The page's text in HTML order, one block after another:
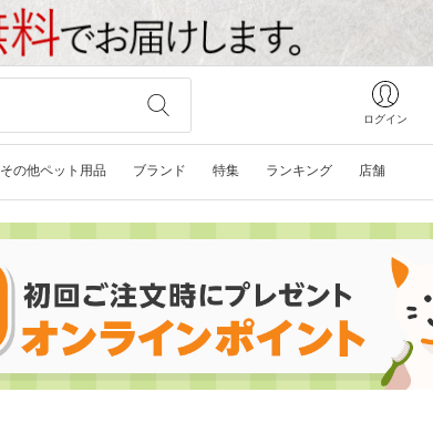
ログイン
その他ペット用品 ブランド 特集 ランキング 店舗